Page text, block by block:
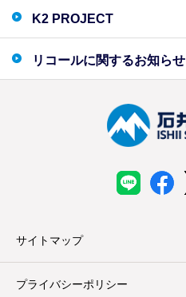
K2 PROJECT
リコールに関するお知らせ
サイトマップ
プライバシーポリシー